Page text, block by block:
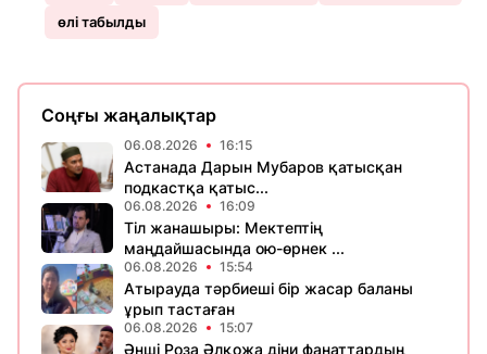
өлі табылды
Соңғы жаңалықтар
06.08.2026 16:15
Астанада Дарын Мубаров қатысқан
подкастқа қатыс...
06.08.2026 16:09
Тіл жанашыры: Мектептің
маңдайшасында ою-өрнек ...
06.08.2026 15:54
Атырауда тәрбиеші бір жасар баланы
ұрып тастаған
06.08.2026 15:07
Әнші Роза Әлқожа діни фанаттардың